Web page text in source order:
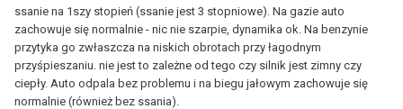
ssanie na 1szy stopień (ssanie jest 3 stopniowe). Na gazie auto
zachowuje się normalnie - nic nie szarpie, dynamika ok. Na benzynie
przytyka go zwłaszcza na niskich obrotach przy łagodnym
przyśpieszaniu. nie jest to zależne od tego czy silnik jest zimny czy
ciepły. Auto odpala bez problemu i na biegu jałowym zachowuje się
normalnie (również bez ssania).